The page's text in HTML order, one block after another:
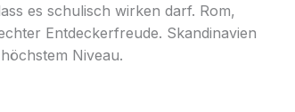
es schulisch wirken darf. Rom,
Entdeckerfreude. Skandinavien
Niveau.